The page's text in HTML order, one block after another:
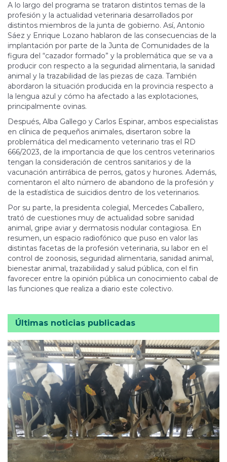
A lo largo del programa se trataron distintos temas de la
profesión y la actualidad veterinaria desarrollados por
distintos miembros de la junta de gobierno. Así, Antonio
Sáez y Enrique Lozano hablaron de las consecuencias de la
implantación por parte de la Junta de Comunidades de la
figura del “cazador formado” y la problemática que se va a
producir con respecto a la seguridad alimentaria, la sanidad
animal y la trazabilidad de las piezas de caza. También
abordaron la situación producida en la provincia respecto a
la lengua azul y cómo ha afectado a las explotaciones,
principalmente ovinas.
Después, Alba Gallego y Carlos Espinar, ambos especialistas
en clínica de pequeños animales, disertaron sobre la
problemática del medicamento veterinario tras el RD
666/2023, de la importancia de que los centros veterinarios
tengan la consideración de centros sanitarios y de la
vacunación antirrábica de perros, gatos y hurones. Además,
comentaron el alto número de abandono de la profesión y
de la estadística de suicidios dentro de los veterinarios.
Por su parte, la presidenta colegial, Mercedes Caballero,
trató de cuestiones muy de actualidad sobre sanidad
animal, gripe aviar y dermatosis nodular contagiosa. En
resumen, un espacio radiofónico que puso en valor las
distintas facetas de la profesión veterinaria, su labor en el
control de zoonosis, seguridad alimentaria, sanidad animal,
bienestar animal, trazabilidad y salud pública, con el fin
favorecer entre la opinión pública un conocimiento cabal de
las funciones que realiza a diario este colectivo.
Últimas noticias publicadas